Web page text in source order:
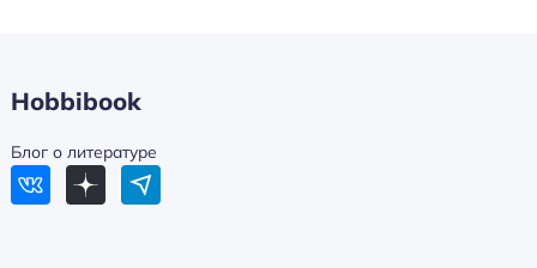
Hobbibook
Блог о литературе